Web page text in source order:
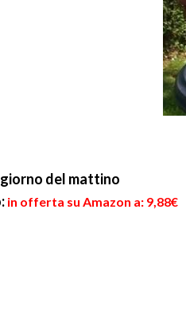
del mattino
in offerta su Amazon a: 9,88€